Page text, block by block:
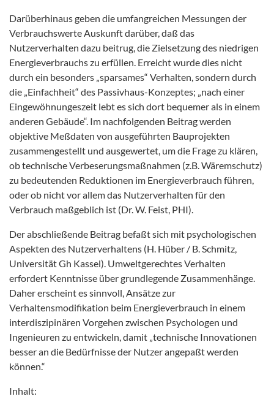
Darüberhinaus geben die umfangreichen Messungen der
Verbrauchswerte Auskunft darüber, daß das
Nutzerverhalten dazu beitrug, die Zielsetzung des niedrigen
Energieverbrauchs zu erfüllen. Erreicht wurde dies nicht
durch ein besonders „sparsames“ Verhalten, sondern durch
die „Einfachheit“ des Passivhaus-Konzeptes; „nach einer
Eingewöhnungeszeit lebt es sich dort bequemer als in einem
anderen Gebäude“. Im nachfolgenden Beitrag werden
objektive Meßdaten von ausgeführten Bauprojekten
zusammengestellt und ausgewertet, um die Frage zu klären,
ob technische Verbeserungsmaßnahmen (z.B. Wäremschutz)
zu bedeutenden Reduktionen im Energieverbrauch führen,
oder ob nicht vor allem das Nutzerverhalten für den
Verbrauch maßgeblich ist (Dr. W. Feist, PHI).
Der abschließende Beitrag befaßt sich mit psychologischen
Aspekten des Nutzerverhaltens (H. Hüber / B. Schmitz,
Universität Gh Kassel). Umweltgerechtes Verhalten
erfordert Kenntnisse über grundlegende Zusammenhänge.
Daher erscheint es sinnvoll, Ansätze zur
Verhaltensmodifikation beim Energieverbrauch in einem
interdiszipinären Vorgehen zwischen Psychologen und
Ingenieuren zu entwickeln, damit „technische Innovationen
besser an die Bedürfnisse der Nutzer angepaßt werden
können.“
Inhalt: